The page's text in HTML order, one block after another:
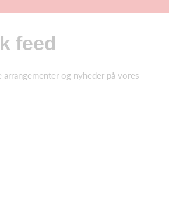
feed
arrangementer og nyheder på vores